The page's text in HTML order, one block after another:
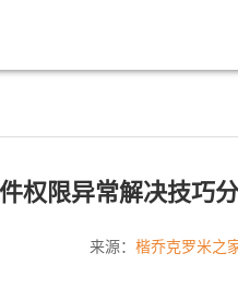
权限异常解决技巧
来源： 楷乔克罗米之